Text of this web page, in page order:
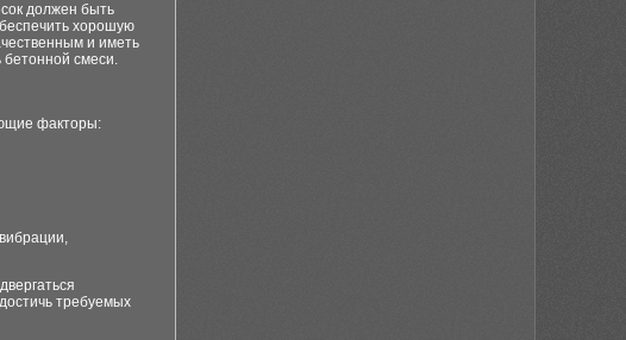
должен быть
хорошую
и иметь
смеси.
факторы:
требуемых